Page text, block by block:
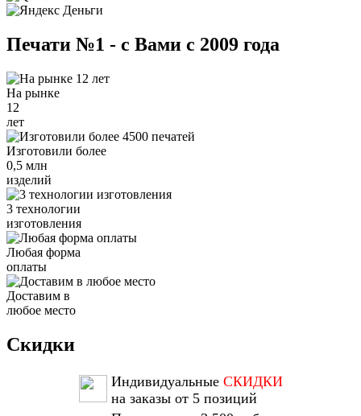
Печати №1 - с Вами с 2009 года
На рынке
12
лет
Изготовили более
0,5 млн
изделий
3 технологии
изготовления
Любая форма
оплаты
Доставим в
любое место
Скидки
Индивидуальные СКИДКИ
на заказы от 5 позиций